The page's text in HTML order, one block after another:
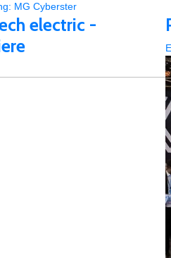
MG Cyberster
electric -